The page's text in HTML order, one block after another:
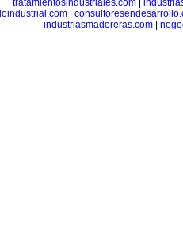
tratamientosindustriales.com
|
industriasmadereras.com|